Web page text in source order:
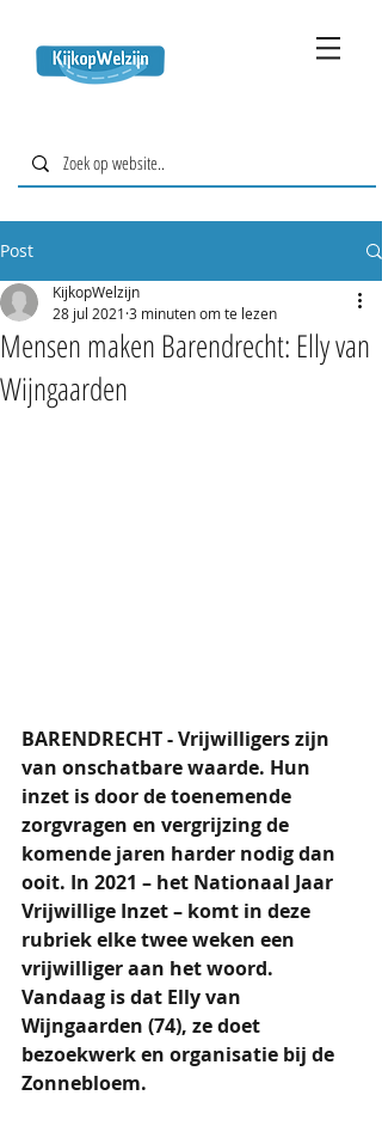
Post
Mensen maken Barendrecht: Elly van
Wijngaarden
KijkopWelzijn
28 jul 2021 3 minuten om te lezen
BARENDRECHT - Vrijwilligers zijn
van onschatbare waarde. Hun
inzet is door de toenemende
zorgvragen en vergrijzing de
komende jaren harder nodig dan
ooit. In 2021 – het Nationaal Jaar
Vrijwillige Inzet – komt in deze
rubriek elke twee weken een
vrijwilliger aan het woord.
Vandaag is dat Elly van
Wijngaarden (74), ze doet
bezoekwerk en organisatie bij de
Zonnebloem.